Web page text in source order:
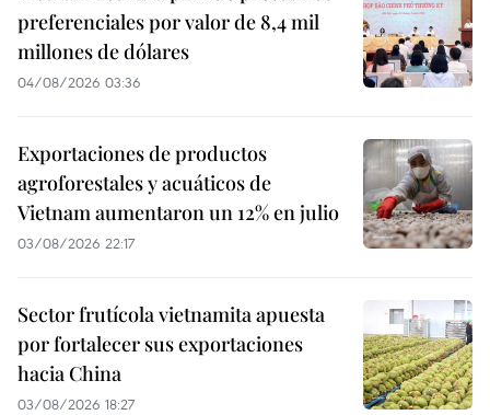
preferenciales por valor de 8,4 mil
millones de dólares
04/08/2026 03:36
Exportaciones de productos
agroforestales y acuáticos de
Vietnam aumentaron un 12% en julio
03/08/2026 22:17
Sector frutícola vietnamita apuesta
por fortalecer sus exportaciones
hacia China
03/08/2026 18:27